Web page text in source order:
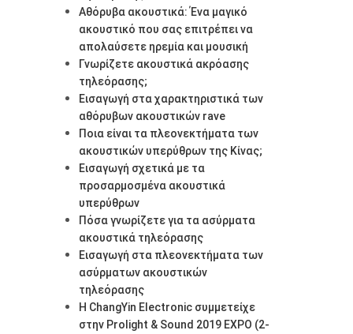
Αθόρυβα ακουστικά: Ένα μαγικό
ακουστικό που σας επιτρέπει να
απολαύσετε ηρεμία και μουσική
Γνωρίζετε ακουστικά ακρόασης
τηλεόρασης;
Εισαγωγή στα χαρακτηριστικά των
αθόρυβων ακουστικών rave
Ποια είναι τα πλεονεκτήματα των
ακουστικών υπερύθρων της Κίνας;
Εισαγωγή σχετικά με τα
προσαρμοσμένα ακουστικά
υπερύθρων
Πόσα γνωρίζετε για τα ασύρματα
ακουστικά τηλεόρασης
Εισαγωγή στα πλεονεκτήματα των
ασύρματων ακουστικών
τηλεόρασης
Η ChangYin Electronic συμμετείχε
στην Prolight & Sound 2019 EXPO (2-